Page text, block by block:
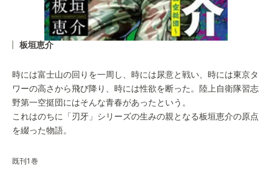
板垣恵介
時には富士山の回りを一周し、時には尿意と戦い、時には東京タ
ワーの高さから飛び降り、時には性欲を断った。陸上自衛隊習志
野第一空挺団にはそんな青春があったという。
これはのちに「刃牙」シリーズの生みの親となる板垣恵介の原点
を綴った物語。
既刊1巻